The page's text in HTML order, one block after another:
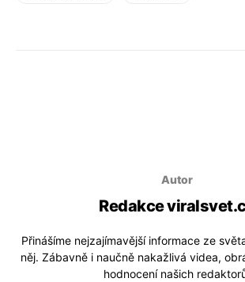
Autor
Redakce
Přinášíme nejzajímavější informace ze
něj. Zábavně i naučně nakažlivá videa,
hodnocení našich